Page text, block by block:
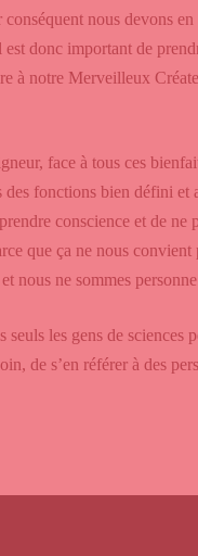
nous devons
donc important de
à notre Merveilleux
face à tous ces
fonctions bien défini et
conscience et de
que ça ne nous
nous ne sommes
les gens de
de s’en référer à des